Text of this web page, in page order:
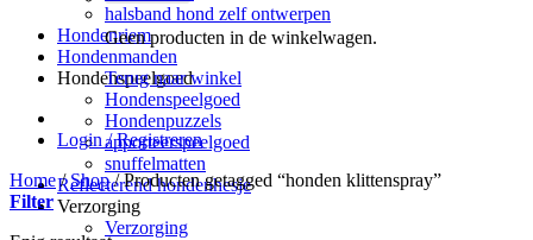
halsband hond zelf ontwerpen
Hondenriem
Hondenmanden
Hondenspeelgoed
Hondenspeelgoed
Hondenpuzzels
apporteerspeelgoed
snuffelmatten
Reflecterend hondenhesje
Verzorging
Verzorging
Geen producten in de winkelwagen.
Terug naar winkel
Login / Registreren
Home / Shop /Producten getagged “honden klittenspray”
Filter